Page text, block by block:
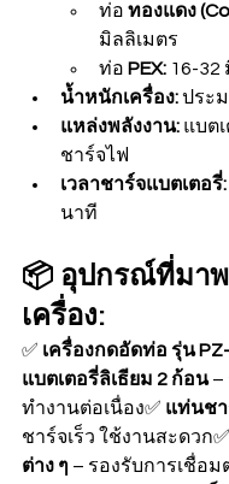
ท่อ ทองแดง
มิลลิเมตร
ท่อ PEX: 16-32
น้ำหนักเครื่อง: ประ
แหล่งพลังงาน: แบต
ชาร์จไฟ
เวลาชาร์จแบตเตอรี่:
นาที
📦 อุปกรณ์ที่มา
เครื่อง:
✅ เครื่องกดอัดท่อ รุ่น
แบตเตอรี่ลิเธียม 2 ก้อน –
ทำงานต่อเนื่อง✅ แท่นชา
ชาร์จเร็ว ใช้งานสะดวก✅
ต่าง ๆ – รองรับการเชื่อ